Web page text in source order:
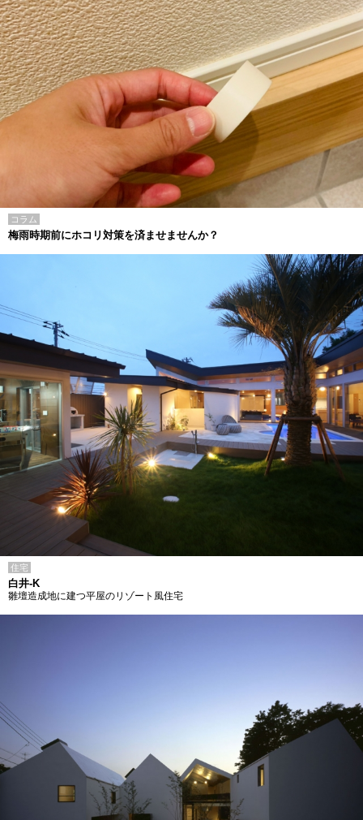
コラム
梅雨時期前にホコリ対策を済ませませんか？
住宅
白井-K
雛壇造成地に建つ平屋のリゾート風住宅